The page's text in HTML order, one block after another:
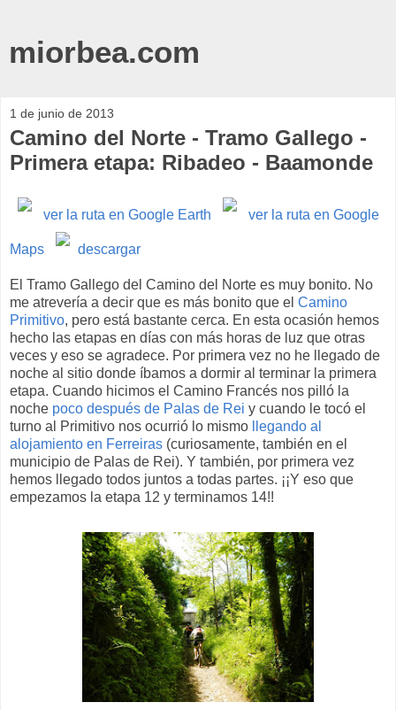
miorbea.com
1 de junio de 2013
Camino del Norte - Tramo Gallego -
Primera etapa: Ribadeo - Baamonde
ver la ruta en Google Earth ver la ruta en Google
Maps descargar
El Tramo Gallego del Camino del Norte es muy bonito. No
me atrevería a decir que es más bonito que el Camino
Primitivo, pero está bastante cerca. En esta ocasión hemos
hecho las etapas en días con más horas de luz que otras
veces y eso se agradece. Por primera vez no he llegado de
noche al sitio donde íbamos a dormir al terminar la primera
etapa. Cuando hicimos el Camino Francés nos pilló la
noche poco después de Palas de Rei y cuando le tocó el
turno al Primitivo nos ocurrió lo mismo
llegando al
alojamiento en Ferreiras (curiosamente, también en el
municipio de Palas de Rei). Y también, por primera vez
hemos llegado todos juntos a todas partes. ¡¡Y eso que
empezamos la etapa 12 y terminamos 14!!